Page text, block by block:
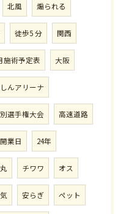
北風 煽られる
徒歩5 分 関西
施術予定表 大阪
んアリーナ
選手権大会 高速道路
開業日 24年
チワワ オス
安らぎ ペット